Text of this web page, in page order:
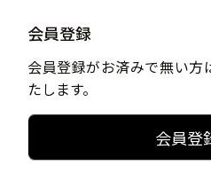
会員登録
会員登録がお済みで無い
たします。
会員登